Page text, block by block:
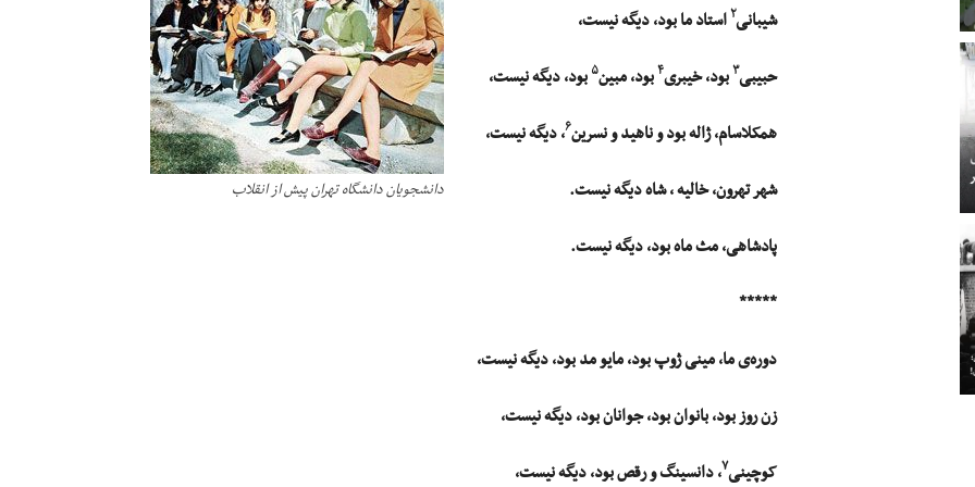
دانشجویان دانشگاه تهران پیش از انقلاب
شیبانی۲استاد ما بود، دیگه نیست،
حبیبی۳بود، خیبری۴بود، مبین۵ بود، دیگه نیست،
همکلاسام، ژاله بود و ناهید و نسرین۶، دیگه نیست،
شهر تهرون، خالیه ، شاه دیگه نیست.
پادشاهی، مث ماه بود، دیگه نیست.
*****
دوره‌ی ما، مینی ژوپ بود، مایو مد بود، دیگه نیست،
زن روز بود، بانوان بود، جوانان بود، دیگه نیست،
کوچینی۷، دانسینگ و رقص بود، دیگه نیست،